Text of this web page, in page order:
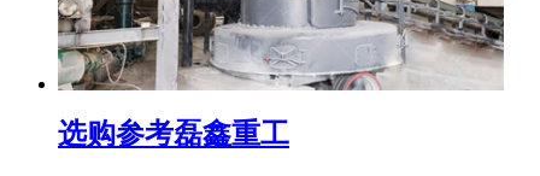
选购参考磊鑫重工